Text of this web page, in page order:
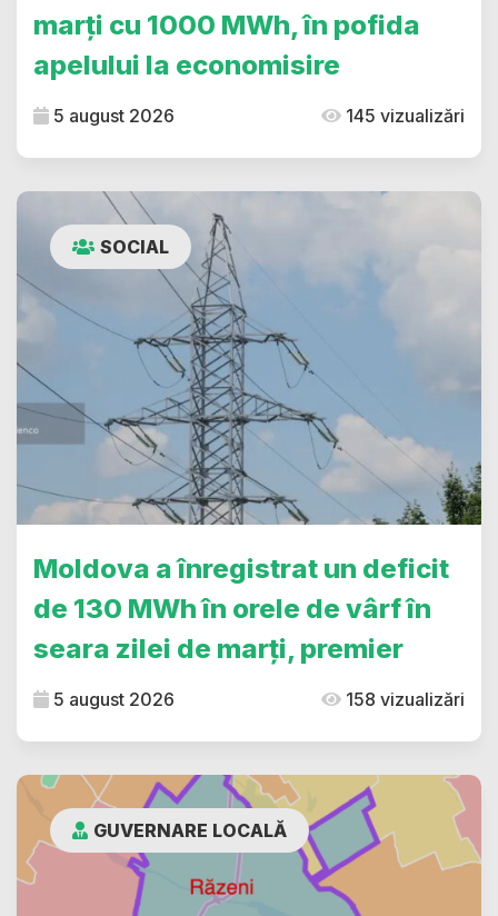
marți cu 1000 MWh, în pofida
apelului la economisire
5 august 2026 145 vizualizări
SOCIAL
Moldova a înregistrat un deficit
de 130 MWh în orele de vârf în
seara zilei de marți, premier
5 august 2026 158 vizualizări
GUVERNARE LOCALĂ